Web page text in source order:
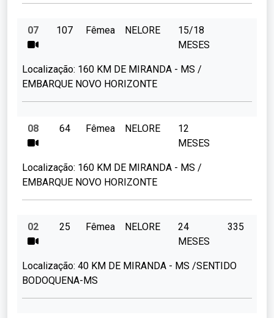
07 107 Fêmea NELORE
15/18
MESES
Localização: 160 KM DE MIRANDA - MS /
EMBARQUE NOVO HORIZONTE
08 64 Fêmea NELORE
12
MESES
Localização: 160 KM DE MIRANDA - MS /
EMBARQUE NOVO HORIZONTE
02 25 Fêmea NELORE
24
MESES
335
Localização: 40 KM DE MIRANDA - MS /SENTIDO
BODOQUENA-MS